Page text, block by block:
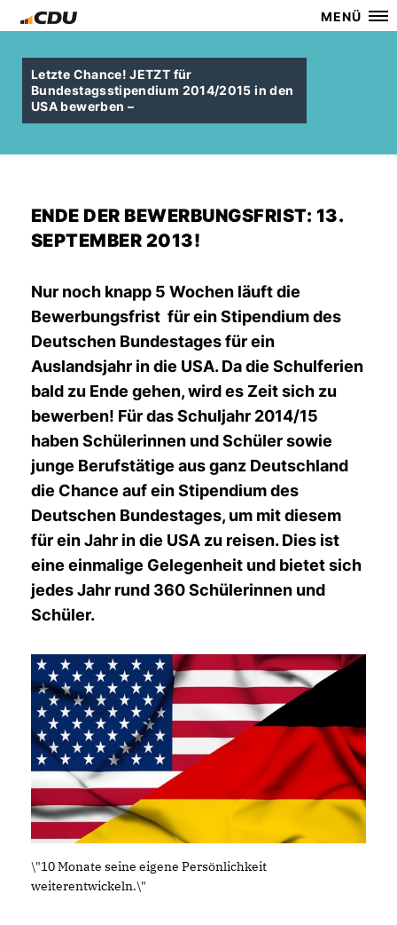
MENÜ
Letzte Chance! JETZT für
Bundestagsstipendium 2014/2015 in den
USA bewerben –
ENDE DER BEWERBUNGSFRIST: 13.
SEPTEMBER 2013!
Nur noch knapp 5 Wochen läuft die
Bewerbungsfrist für ein Stipendium des
Deutschen Bundestages für ein
Auslandsjahr in die USA. Da die Schulferien
bald zu Ende gehen, wird es Zeit sich zu
bewerben! Für das Schuljahr 2014/15
haben Schülerinnen und Schüler sowie
junge Berufstätige aus ganz Deutschland
die Chance auf ein Stipendium des
Deutschen Bundestages, um mit diesem
für ein Jahr in die USA zu reisen. Dies ist
eine einmalige Gelegenheit und bietet sich
jedes Jahr rund 360 Schülerinnen und
Schüler.
\"10 Monate seine eigene Persönlichkeit
weiterentwickeln.\"